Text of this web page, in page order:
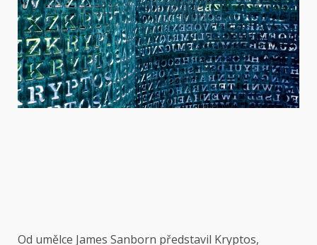
Od umělce James Sanborn představil Kryptos,